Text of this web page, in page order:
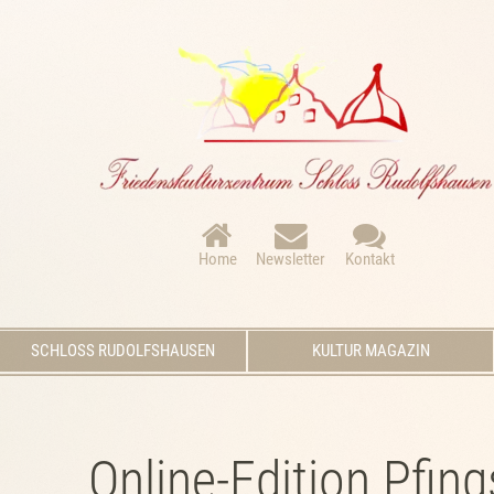
Navigation
überspringen
Home
Newsletter Kontakt
Navigation
überspringen
SCHLOSS RUDOLFSHAUSEN KULTUR MAGAZIN
Online-Edition